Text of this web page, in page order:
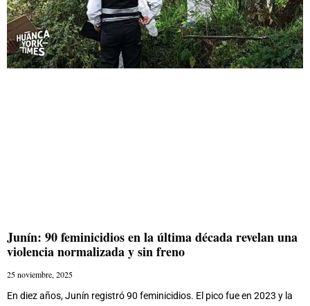
Junín: 90 feminicidios en la última década revelan una
violencia normalizada y sin freno
25 noviembre, 2025
En diez años, Junín registró 90 feminicidios. El pico fue en 2023 y la